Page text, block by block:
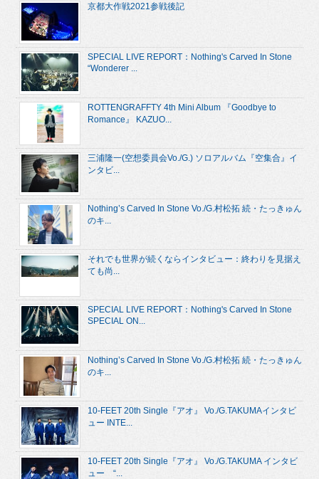
京都大作戦2021参戦後記
SPECIAL LIVE REPORT：Nothing's Carved In Stone
“Wonderer ...
ROTTENGRAFFTY 4th Mini Album 『Goodbye to
Romance』 KAZUO...
三浦隆一(空想委員会Vo./G.) ソロアルバム『空集合』イ
ンタビ...
Nothing’s Carved In Stone Vo./G.村松拓 続・たっきゅん
のキ...
それでも世界が続くならインタビュー：終わりを見据え
ても尚...
SPECIAL LIVE REPORT：Nothing's Carved In Stone
SPECIAL ON...
Nothing’s Carved In Stone Vo./G.村松拓 続・たっきゅん
のキ...
10-FEET 20th Single『アオ』 Vo./G.TAKUMAインタビ
ュー INTE...
10-FEET 20th Single『アオ』 Vo./G.TAKUMA インタビ
ュー “...